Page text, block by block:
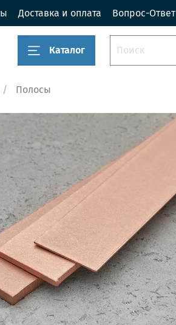
Доставка и оплата Вопрос-Ответ
Каталог
Полосы